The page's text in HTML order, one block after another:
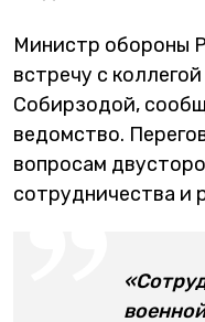
Министр обороны
встречу с
Собирзодой,
ведомство.
вопросам
сотрудничества и